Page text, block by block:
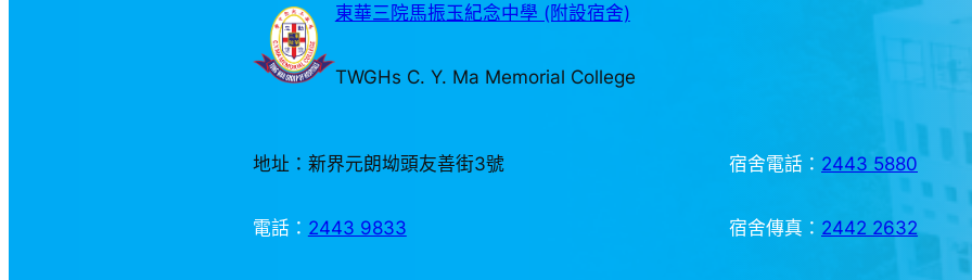
東華三院馬振玉紀念中學 (附設宿舍)
TWGHs C. Y. Ma Memorial College
地址：新界元朗坳頭友善街3號
電話： 2443 9833
宿舍電話： 2443 5880
宿舍傳真： 2442 2632